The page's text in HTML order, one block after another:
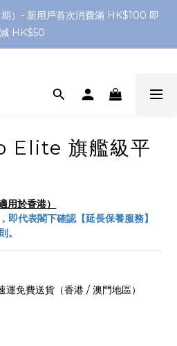
港/澳門地區 免費送貨
）- 新用戶首次消費滿 HK$100 即
減 HK$50
Elite 旗艦級平
於香港）
即代表閣下確認【延長保養服務】
。
免費送貨（香港 / 澳門地區）